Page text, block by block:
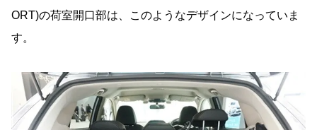
ORT)の荷室開口部は、このようなデザインになっていま
す。